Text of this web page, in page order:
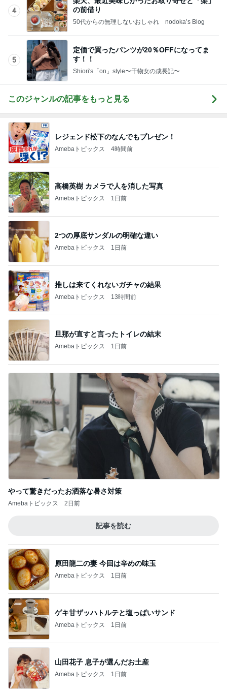
4
の前借り
50代からの無理しないおしゃれ nodoka’s Blog
5
定価で買ったパンツが20％OFFになってま
す！！
Shiori's「on」style〜干物女の成長記〜
このジャンルの記事をもっと見る
レジェンド松下のなんでもプレゼン！
Amebaトピックス 4時間前
高橋英樹 カメラで人を消した写真
Amebaトピックス 1日前
2つの厚底サンダルの明確な違い
Amebaトピックス 1日前
推しは来てくれないガチャの結果
Amebaトピックス 13時間前
旦那が直すと言ったトイレの結末
Amebaトピックス 1日前
やって驚きだったお洒落な暑さ対策
Amebaトピックス 2日前
記事を読む
原田龍二の妻 今回は辛めの味玉
Amebaトピックス 1日前
ゲキ甘ザッハトルテと塩っぱいサンド
Amebaトピックス 1日前
山田花子 息子が選んだお土産
Amebaトピックス 1日前